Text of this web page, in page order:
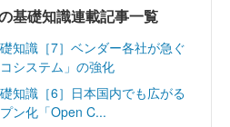
基礎知識連載記事一覧
知識［7］ベンダー各社が急ぐ
システム」の強化
知識［6］日本国内でも広がる
ン化「Open C...